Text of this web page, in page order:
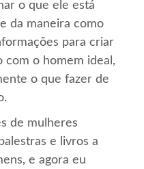
o que ele está
da maneira como
para criar
com o homem ideal,
o que fazer de
de mulheres
e livros a
e agora eu